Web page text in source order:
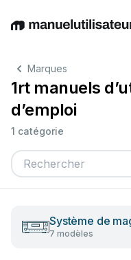
EnglishDeutschEspañol
Marques
1rt manuels
d’emploi
1 catégorie
Système de
7 modèles